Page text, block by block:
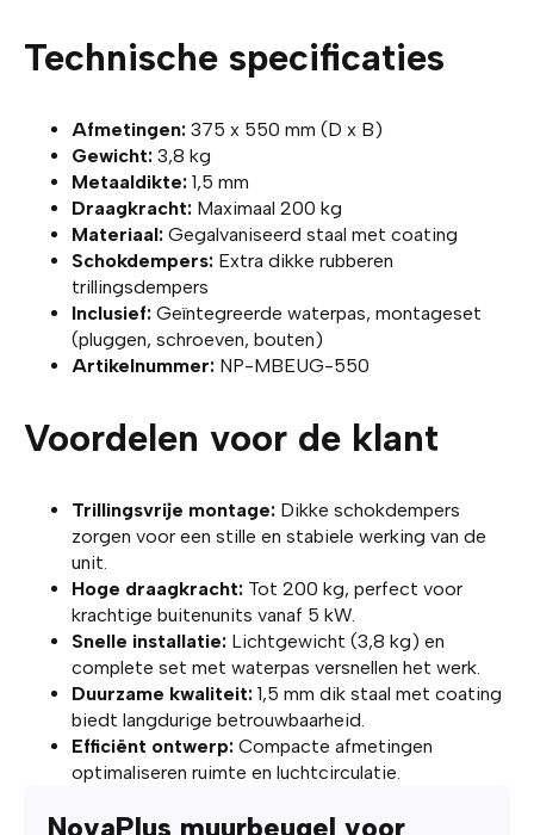
Technische specificaties
Afmetingen: 375 x 550 mm (D x B)
Gewicht: 3,8 kg
Metaaldikte: 1,5 mm
Draagkracht: Maximaal 200 kg
Materiaal: Gegalvaniseerd staal met coating
Schokdempers: Extra dikke rubberen
trillingsdempers
Inclusief: Geïntegreerde waterpas, montageset
(pluggen, schroeven, bouten)
Artikelnummer: NP-MBEUG-550
Voordelen voor de klant
Trillingsvrije montage: Dikke schokdempers
zorgen voor een stille en stabiele werking van de
unit.
Hoge draagkracht: Tot 200 kg, perfect voor
krachtige buitenunits vanaf 5 kW.
Snelle installatie: Lichtgewicht (3,8 kg) en
complete set met waterpas versnellen het werk.
Duurzame kwaliteit: 1,5 mm dik staal met coating
biedt langdurige betrouwbaarheid.
Efficiënt ontwerp: Compacte afmetingen
optimaliseren ruimte en luchtcirculatie.
NovaPlus muurbeugel voor